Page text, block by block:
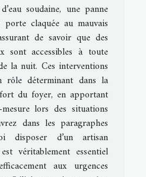
soudaine, une panne
claquée au mauvais
de savoir que des
sont accessibles à toute
la nuit. Ces interventions
rôle déterminant dans la
du foyer, en apportant
lors des situations
dans les paragraphes
disposer d’un artisan
véritablement essentiel
aux urgences